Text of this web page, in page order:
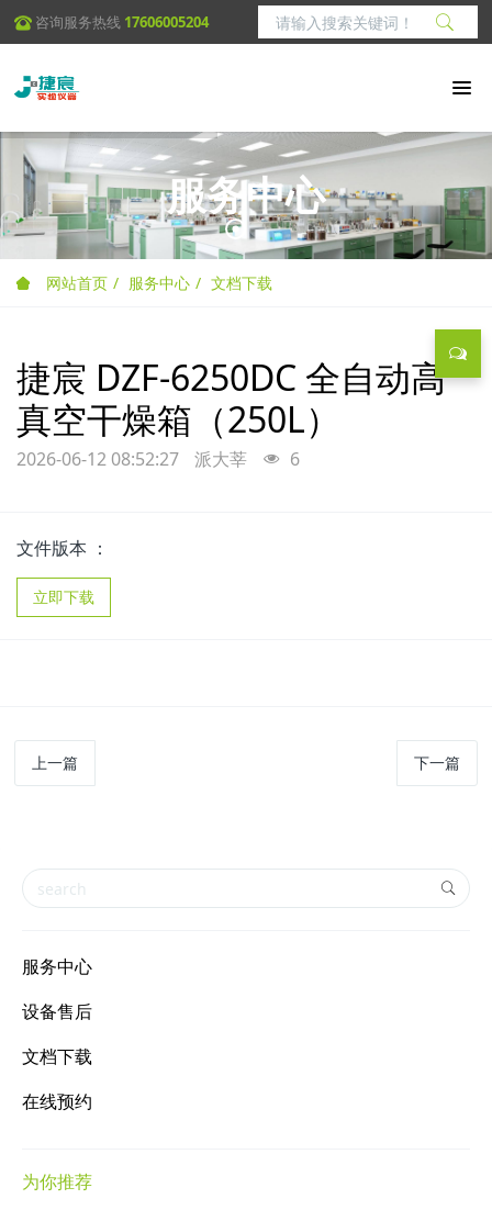
咨询服务热线 17606005204
服务中心
网站首页 服务中心 文档下载
捷宸 DZF-6250DC 全自动高
真空干燥箱（250L）
2026-06-12 08:52:27 派大莘 6
文件版本 ：
立即下载
上一篇 下一篇
服务中心
设备售后
文档下载
在线预约
为你推荐